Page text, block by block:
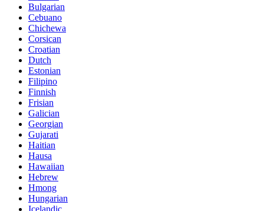
Bulgarian
Cebuano
Chichewa
Corsican
Croatian
Dutch
Estonian
Filipino
Finnish
Frisian
Galician
Georgian
Gujarati
Haitian
Hausa
Hawaiian
Hebrew
Hmong
Hungarian